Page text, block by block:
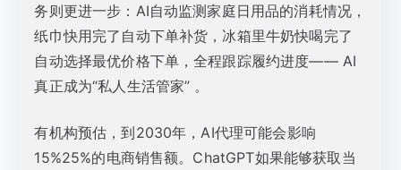
务则更进一步：AI自动监测家庭日用品的消耗情况，
纸巾快用完了自动下单补货，冰箱里牛奶快喝完了
自动选择最优价格下单，全程跟踪履约进度—— AI
真正成为“私人生活管家” 。
有机构预估，到2030年，AI代理可能会影响
15%25%的电商销售额。ChatGPT如果能够获取当